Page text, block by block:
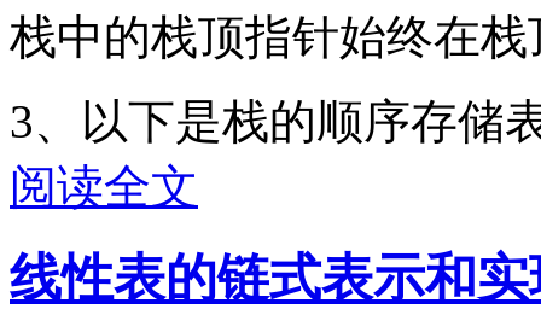
栈中的栈顶指针始终在
3、以下是栈的顺序存储
阅读全文
线性表的链式表示和实